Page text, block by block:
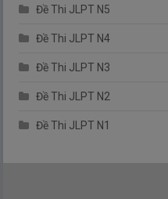
Đề Thi JLPT N5
Đề Thi JLPT N4
Đề Thi JLPT N3
Đề Thi JLPT N2
Đề Thi JLPT N1